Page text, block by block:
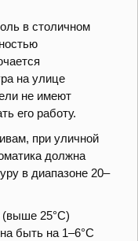
в столичном
на улице
не имеют
его работу.
при уличной
должна
в диапазоне 20–
25°C)
быть на 1–6°C